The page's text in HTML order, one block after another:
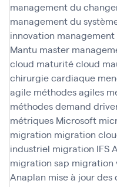
management du
management du
innovation
Mantu master
cloud maturité cloud
chirurgie cardiaque
agile méthodes agiles
méthodes demand
métriques Microsoft
migration migration
industriel migration IFS
migration sap migration
Anaplan mise à jour des